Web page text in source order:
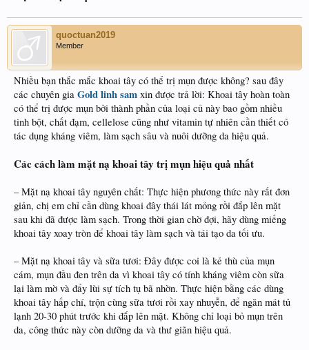
quoctuan2019
Member
Nhiều bạn thắc mắc khoai tây có thể trị mụn được không? sau đây
các chuyên gia Gold linh sam xin được trả lời: Khoai tây hoàn toàn
có thể trị được mụn bởi thành phần của loại củ này bao gồm nhiều
tinh bột, chất đạm, cellelose cũng như vitamin tự nhiên cần thiết có
tác dụng kháng viêm, làm sạch sâu và nuôi dưỡng da hiệu quả.
Các cách làm mặt nạ khoai tây trị mụn hiệu quả nhất
– Mặt nạ khoai tây nguyên chất: Thực hiện phương thức này rất đơn
giản, chị em chỉ cần dùng khoai đây thái lát mỏng rồi đắp lên mặt
sau khi đã được làm sạch. Trong thời gian chờ đợi, hãy dùng miếng
khoai tây xoay tròn để khoai tây làm sạch và tái tạo da tối ưu.
– Mặt nạ khoai tây và sữa tươi: Đây được coi là kẻ thù của mụn
cám, mụn đầu đen trên da vì khoai tây có tính kháng viêm còn sữa
lại làm mờ và đẩy lùi sự tích tụ bã nhờn. Thực hiện bằng các dùng
khoai tây hấp chí, trộn cùng sữa tươi rồi xay nhuyễn, để ngăn mát tủ
lạnh 20-30 phút trước khi đắp lên mặt. Không chỉ loại bỏ mụn trên
da, công thức này còn dưỡng da và thư giãn hiệu quả.